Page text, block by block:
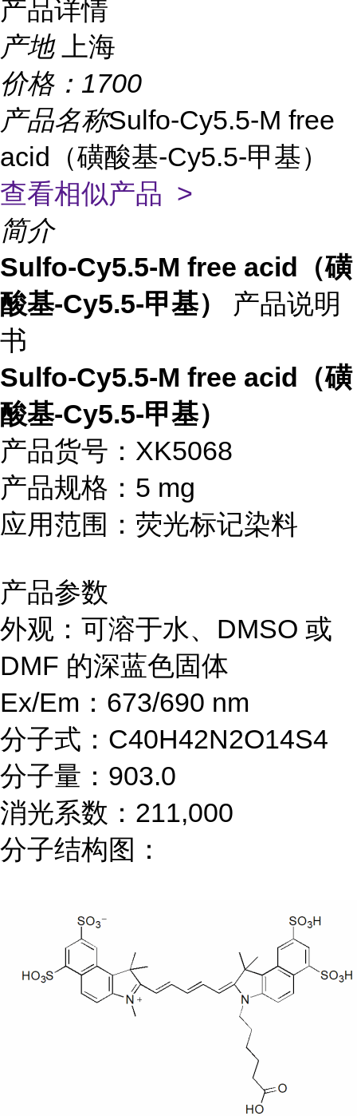
产品详情
产地
上海
价格： 1700
产品名称Sulfo-Cy5.5-M free
acid（磺酸基-Cy5.5-甲基）
查看相似产品 >
简介
Sulfo-Cy5.5-M free acid（磺
酸基-Cy5.5-甲基）
产品说明
书
Sulfo-Cy5.5-M free acid（磺
酸基-Cy5.5-甲基）
产品货号：XK5068
产品规格：5 mg
应用范围：荧光标记染料
产品参数
外观：可溶于水、DMSO 或
DMF 的深蓝色固体
Ex/Em：673/690 nm
分子式：C40H42N2O14S4
分子量：903.0
消光系数：211,000
分子结构图：